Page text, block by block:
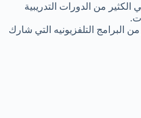
من الدورات التدريبية
البرامج التلفزيونيه التي شارك